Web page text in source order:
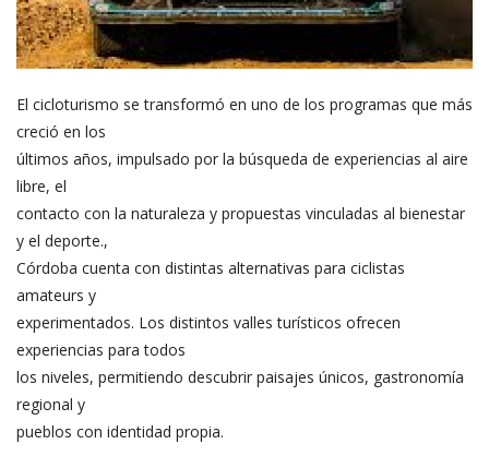
El cicloturismo se transformó en uno de los programas que más
creció en los
últimos años, impulsado por la búsqueda de experiencias al aire
libre, el
contacto con la naturaleza y propuestas vinculadas al bienestar
y el deporte.,
Córdoba cuenta con distintas alternativas para ciclistas
amateurs y
experimentados. Los distintos valles turísticos ofrecen
experiencias para todos
los niveles, permitiendo descubrir paisajes únicos, gastronomía
regional y
pueblos con identidad propia.